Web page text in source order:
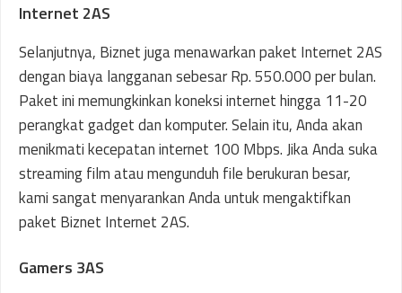
Internet 2AS
Selanjutnya, Biznet juga menawarkan paket Internet 2AS
dengan biaya langganan sebesar Rp. 550.000 per bulan.
Paket ini memungkinkan koneksi internet hingga 11-20
perangkat gadget dan komputer. Selain itu, Anda akan
menikmati kecepatan internet 100 Mbps. Jika Anda suka
streaming film atau mengunduh file berukuran besar,
kami sangat menyarankan Anda untuk mengaktifkan
paket Biznet Internet 2AS.
Gamers 3AS